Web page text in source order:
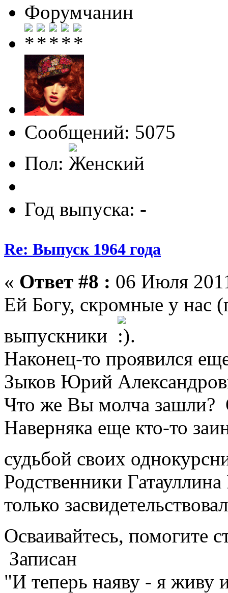
Форумчанин
Сообщений: 5075
Пол:
Год выпуска: -
Re: Выпуск 1964 года
« Ответ #8 : 06 Июля
Ей Богу, скромные у нас
выпускники
.
Наконец-то проявился
Зыков Юрий
Что же Вы молча зашли?
Наверняка еще кто-то
судьбой своих
Родственники
только
Осваивайтесь, помогите
Записан
"И теперь наяву - я живу